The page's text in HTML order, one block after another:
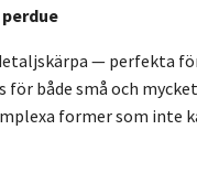
— perfekta
för både små och
former som inte